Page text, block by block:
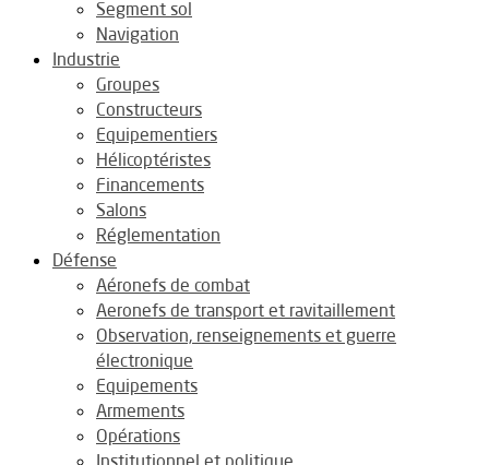
Segment sol
Navigation
Industrie
Groupes
Constructeurs
Equipementiers
Hélicoptéristes
Financements
Salons
Réglementation
Défense
Aéronefs de combat
Aeronefs de transport et ravitaillement
Observation, renseignements et guerre
électronique
Equipements
Armements
Opérations
Institutionnel et politique